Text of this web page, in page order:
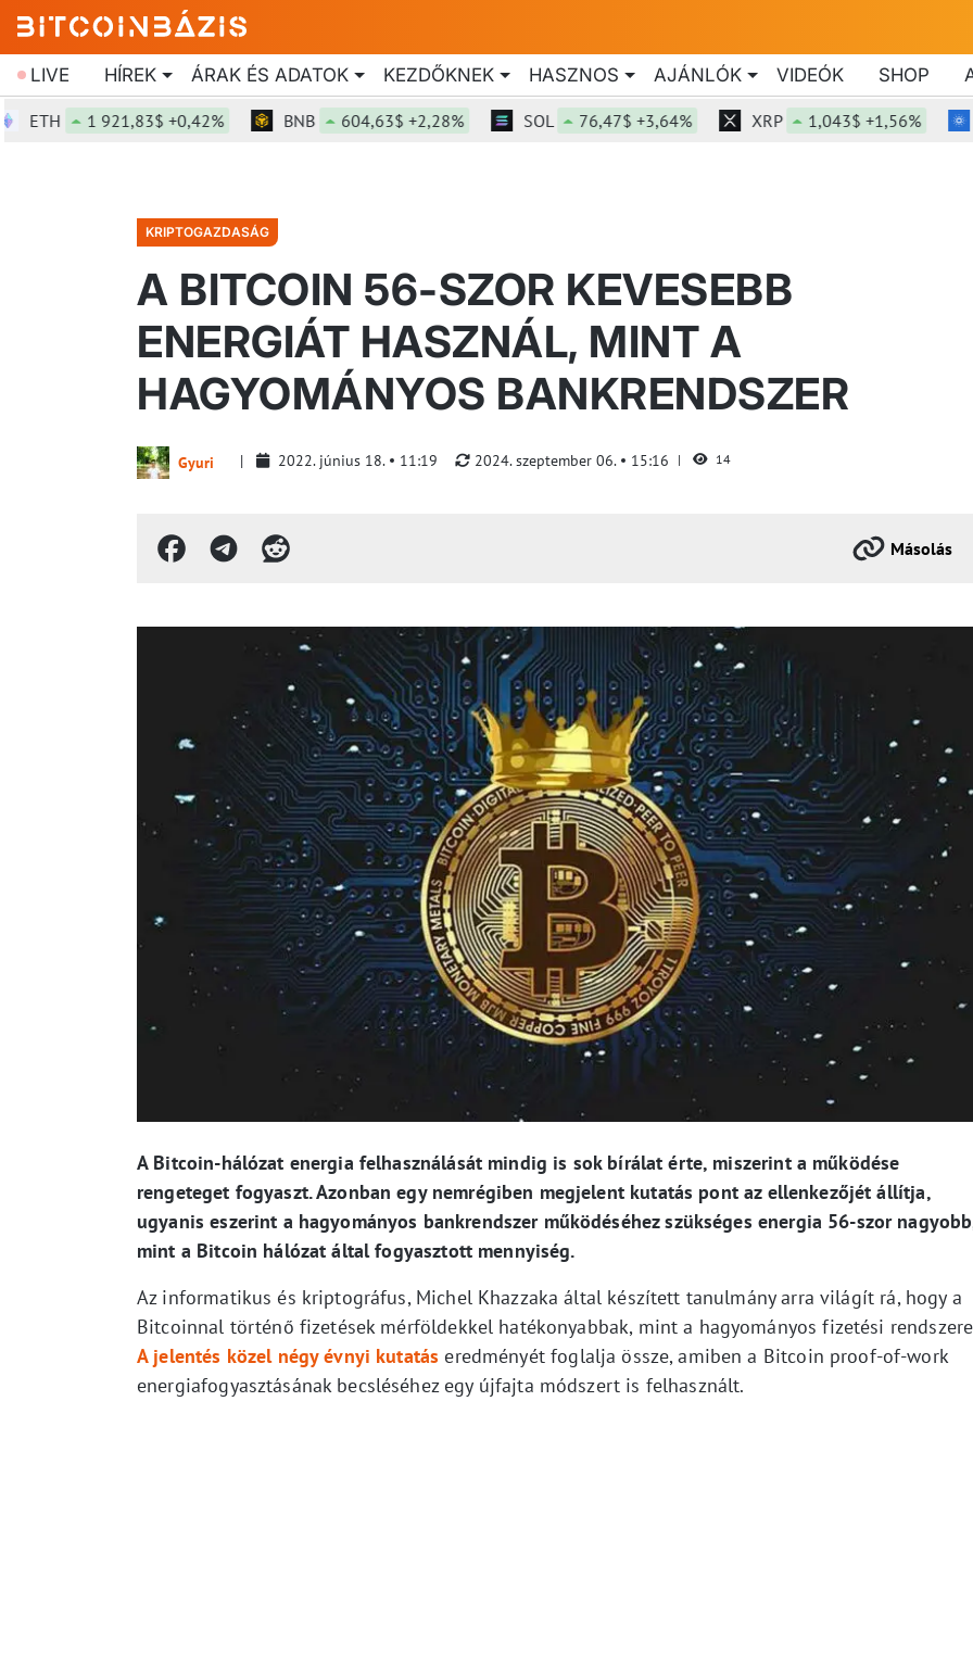
LIVE HÍREK ÁRAK ÉS ADATOK KEZDŐKNEK HASZNOS AJÁNLÓK VIDEÓK SHOP
1 921,83$ +0,42% BNB 604,63$ +2,28% SOL 76,47$ +3,64% XRP 1,043$ +1,56% ADA
KRIPTOGAZDASÁG
A BITCOIN 56-SZOR KEVESEBB
ENERGIÁT HASZNÁL, MINT A
HAGYOMÁNYOS BANKRENDSZER
Gyuri 2022. június 18. 11:19 2024. szeptember 06. 15:16 14
Másolás
A Bitcoin-hálózat energia felhasználását mindig is sok bírálat érte, miszerint a működése
rengeteget fogyaszt. Azonban egy nemrégiben megjelent kutatás pont az ellenkezőjét állítja,
ugyanis eszerint a hagyományos bankrendszer működéséhez szükséges energia 56-szor
mint a Bitcoin hálózat által fogyasztott mennyiség.
Az informatikus és kriptográfus, Michel Khazzaka által készített tanulmány arra világít rá, hogy a
Bitcoinnal történő fizetések mérföldekkel hatékonyabbak, mint a hagyományos fizetési
A jelentés közel négy évnyi kutatás eredményét foglalja össze, amiben a Bitcoin proof-of-work
energiafogyasztásának becsléséhez egy újfajta módszert is felhasznált.